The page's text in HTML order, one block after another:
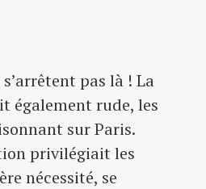
pas là ! La
également rude, les
sur Paris.
privilégiait les
nécessité, se